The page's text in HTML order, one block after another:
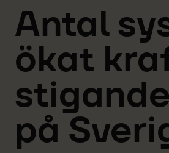
Antal
ökat
på